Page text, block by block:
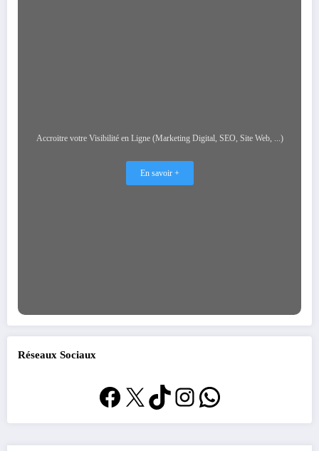
Accroitre votre Visibilité en Ligne (Marketing Digital, SEO, Site Web, ...)
En savoir +
Réseaux Sociaux
Facebook
X TikTok
Instagram
WhatsApp